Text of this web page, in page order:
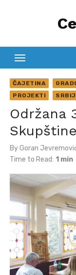
ČAJETINA
PROJEKTI
Održana
ByGoran
Time to Read: 1 min